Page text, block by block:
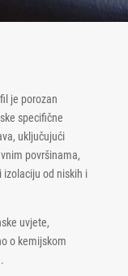
je porozan
specifične
uključujući
površinama,
izolaciju od niskih i
uvjete,
o kemijskom